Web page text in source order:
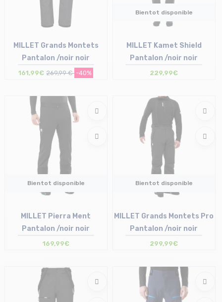
MILLET Grands Montets
Pantalon /noir noir
161,99€ 269,99 € -40%
Bientot disponible
MILLET Kamet Shield
Pantalon /noir noir
229,99€
Bientot disponible
MILLET Pierra Ment
Pantalon /noir noir
169,99€
Bientot disponible
MILLET Grands Montets Pro
Pantalon /noir noir
299,99€